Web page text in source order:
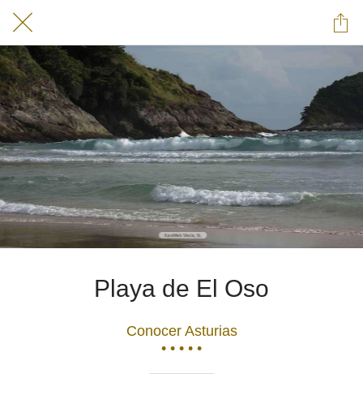
Playa de El Oso
Conocer Asturias
• • • • •